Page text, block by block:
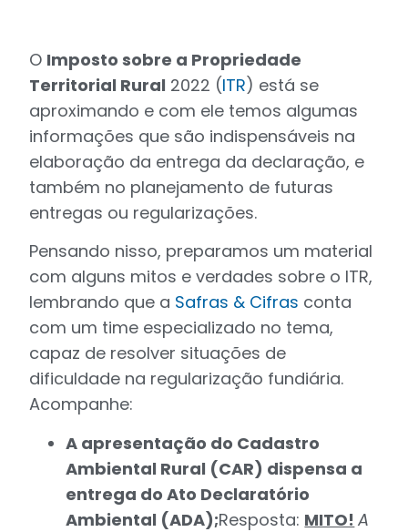
O Imposto sobre a Propriedade
Territorial Rural 2022 (ITR) está se
aproximando e com ele temos algumas
informações que são indispensáveis na
elaboração da entrega da declaração, e
também no planejamento de futuras
entregas ou regularizações.
Pensando nisso, preparamos um material
com alguns mitos e verdades sobre o ITR,
lembrando que a Safras & Cifras conta
com um time especializado no tema,
capaz de resolver situações de
dificuldade na regularização fundiária.
Acompanhe:
A apresentação do Cadastro
Ambiental Rural (CAR) dispensa a
entrega do Ato Declaratório
Ambiental (ADA);Resposta: MITO! A